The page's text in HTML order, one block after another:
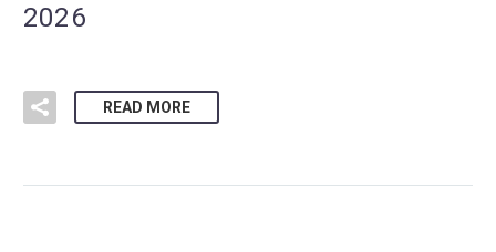
2026
READ MORE